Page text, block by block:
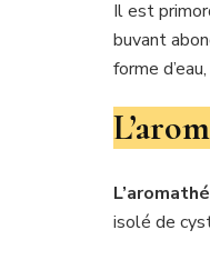
Il est
buvant
forme
isolé de